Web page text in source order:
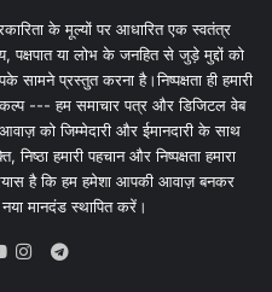
के मूल्यों पर आधारित एक स्वतंत्र
पक्षपात या लोभ के जनहित से जुड़े मुद्दों को
प्रस्तुत करना है।निष्पक्षता ही हमारी
--- हम समाचार पत्र और डिजिटल वेब
को जिम्मेदारी और ईमानदारी के साथ
हमारी पहचान और निष्पक्षता हमारा
है कि हम हमेशा आपकी आवाज़ बनकर
नया मानदंड स्थापित करें।
Telegram